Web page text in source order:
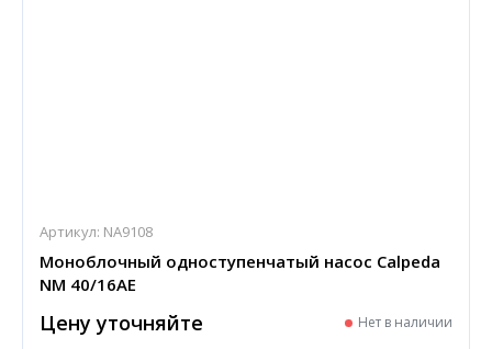
Артикул: NA9108
Моноблочный одноступенчатый насос Calpeda
NM 40/16AE
Цену уточняйте Нет в наличии